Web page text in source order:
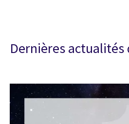
Dernières actualités